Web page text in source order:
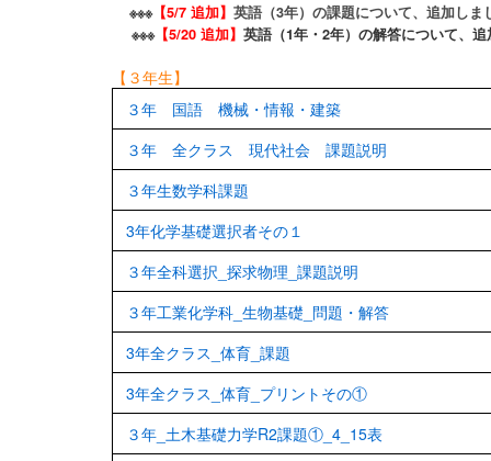
※※※【5/7 追加】 英語（3年）の課題について、追加しま
※※※【5/20 追加】 英語（1年・2年）の解答について、追
【３年生】
３年 国語 機械・情報・建築
３年 全クラス 現代社会 課題説明
３年生数学科課題
3年化学基礎選択者その１
３年全科選択_探求物理_課題説明
３年工業化学科_生物基礎_問題・解答
3年全クラス_体育_課題
3年全クラス_体育_プリントその①
３年_土木基礎力学R2課題①_4_15表